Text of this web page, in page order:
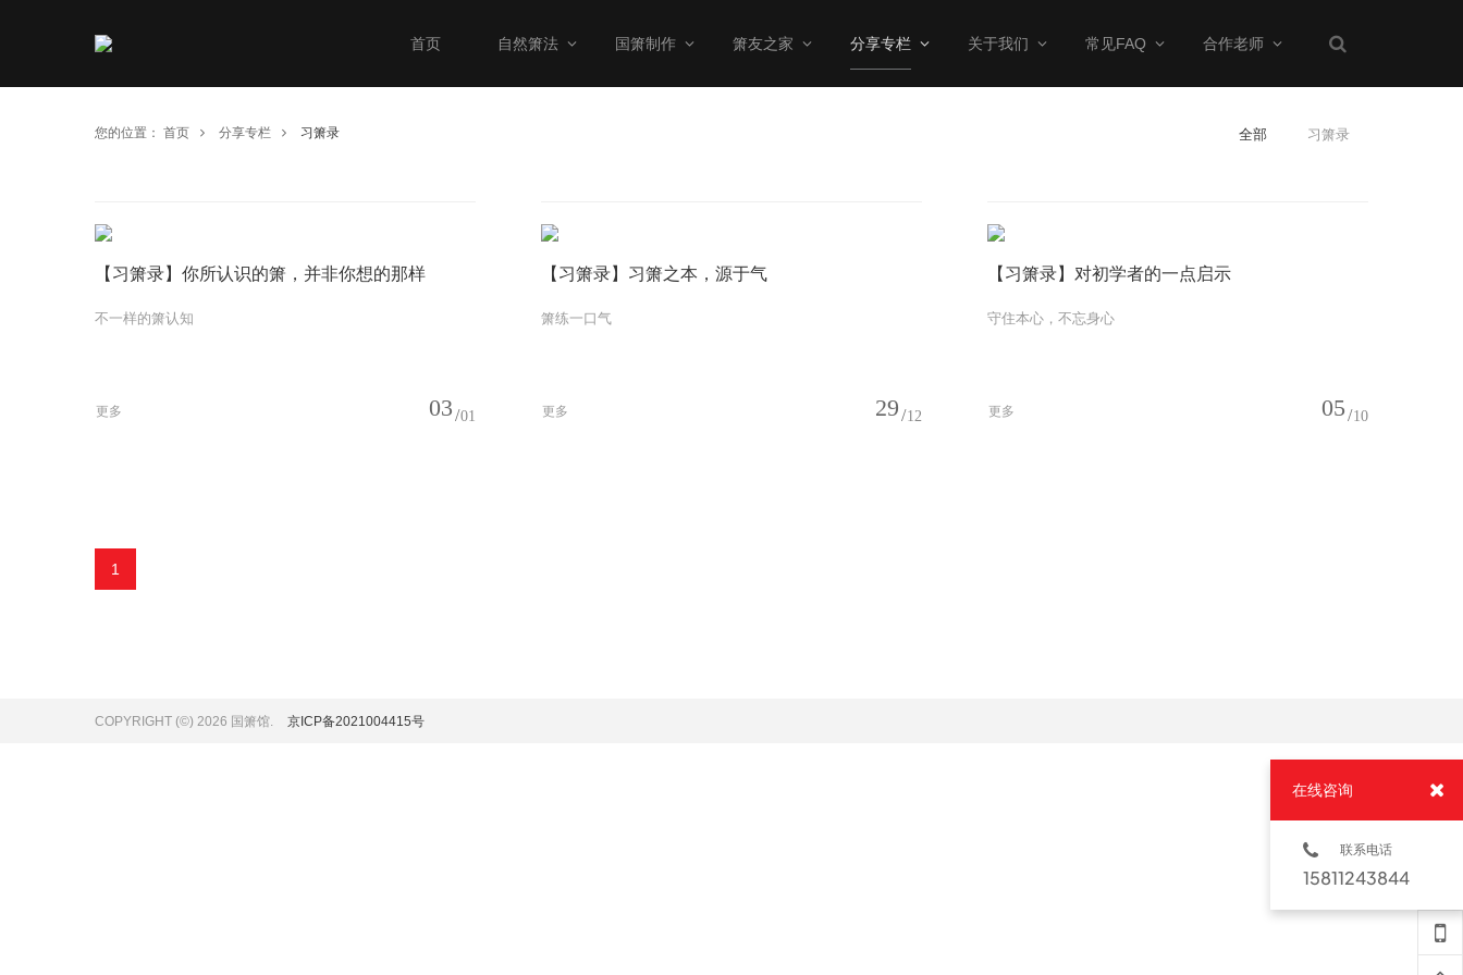
首页 自然箫法 国箫制作 箫友之家 分享专栏 关于我们 常见FAQ 合作老师
您的位置： 首页 分享专栏 习箫录 全部 习箫录
【习箫录】你所认识的箫，并非你想的那样
01
03
不一样的箫认知
更多
【习箫录】习箫之本，源于气
12
29
箫练一口气
更多
【习箫录】对初学者的一点启示
10
05
守住本心，不忘身心
更多
1
COPYRIGHT (©) 2026 国箫馆. 京ICP备2021004415号
在线咨询
联系电话
15811243844